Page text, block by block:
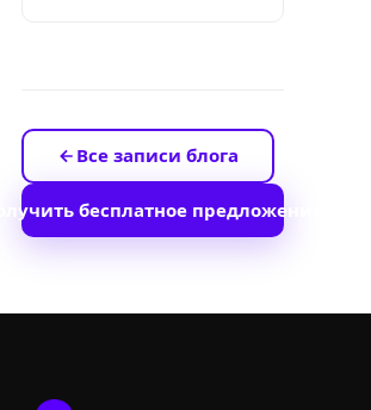
Все записи блога
бесплатное предложение